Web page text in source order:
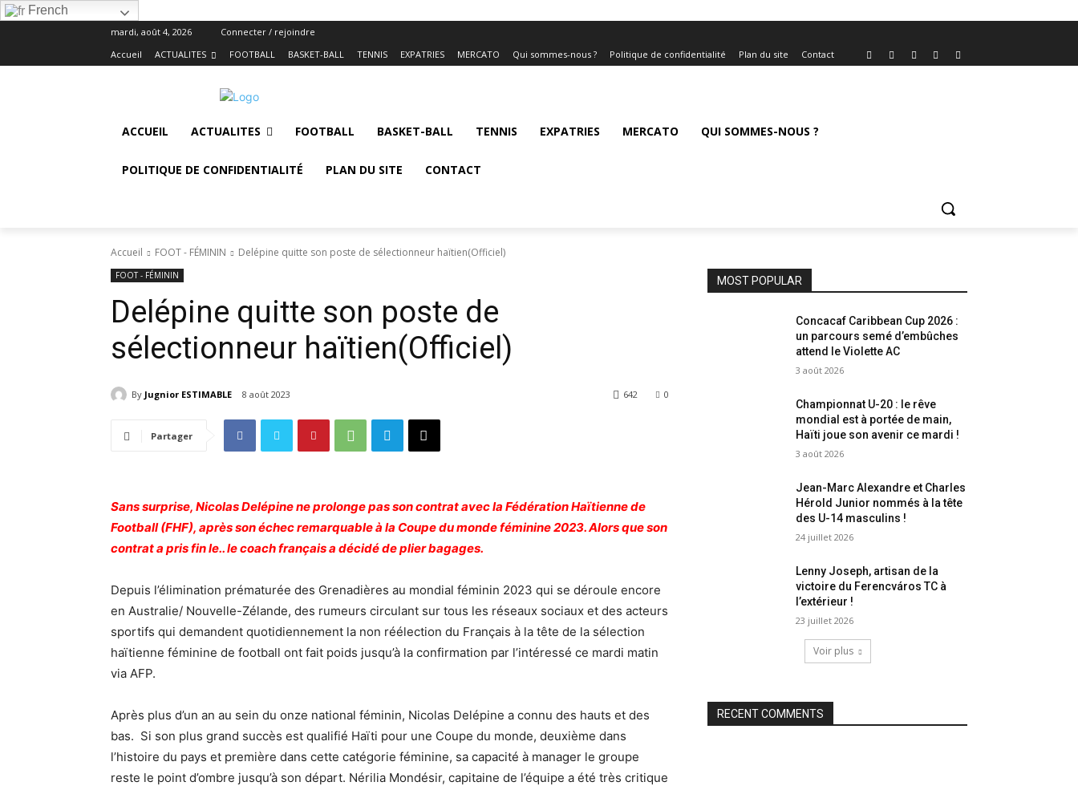
French
mardi, août 4, 2026
Connecter / rejoindre
Accueil
ACTUALITES FOOTBALL BASKET-BALL TENNIS EXPATRIES MERCATO Qui sommes-nous ? Politique de confidentialité Plan du site Contact
ACCUEIL ACTUALITES FOOTBALL BASKET-BALL TENNIS EXPATRIES MERCATO QUI SOMMES-NOUS ?
POLITIQUE DE CONFIDENTIALITÉ PLAN DU SITE CONTACT
Accueil FOOT - FÉMININ Delépine quitte son poste de sélectionneur haïtien(Officiel)
FOOT - FÉMININ
Delépine quitte son poste de
sélectionneur haïtien(Officiel)
By Jugnior ESTIMABLE 8 août 2023 0
642
Partager
Sans surprise, Nicolas Delépine ne prolonge pas son contrat avec la Fédération Haïtienne de
Football (FHF), après son échec remarquable à la Coupe du monde féminine 2023. Alors que son
contrat a pris fin le.. le coach français a décidé de plier bagages.
Depuis l’élimination prématurée des Grenadières au mondial féminin 2023 qui se déroule encore
en Australie/ Nouvelle-Zélande, des rumeurs circulant sur tous les réseaux sociaux et des acteurs
sportifs qui demandent quotidiennement la non réélection du Français à la tête de la sélection
haïtienne féminine de football ont fait poids jusqu’à la confirmation par l’intéressé ce mardi matin
via AFP.
Après plus d’un an au sein du onze national féminin, Nicolas Delépine a connu des hauts et des
bas. Si son plus grand succès est qualifié Haïti pour une Coupe du monde, deuxième dans
l’histoire du pays et première dans cette catégorie féminine, sa capacité à manager le groupe
reste le point d’ombre jusqu’à son départ. Nérilia Mondésir, capitaine de l’équipe a été très critique
MOST POPULAR
Concacaf Caribbean Cup 2026 :
un parcours semé d’embûches
attend le Violette AC
3 août 2026
Championnat U-20 : le rêve
mondial est à portée de main,
Haïti joue son avenir ce mardi !
3 août 2026
Jean-Marc Alexandre et Charles
Hérold Junior nommés à la tête
des U-14 masculins !
24 juillet 2026
Lenny Joseph, artisan de la
victoire du Ferencváros TC à
l’extérieur !
23 juillet 2026
Voir plus
RECENT COMMENTS